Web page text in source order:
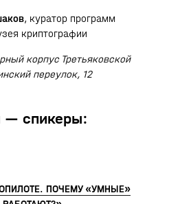
, куратор программ
криптографии
корпус Третьяковской
переулок, 12
— спикеры:
ПОЧЕМУ «УМНЫЕ»